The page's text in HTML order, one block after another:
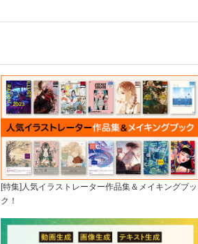
[特集]人気イラストレーター作品集＆メイキングブッ
ク！